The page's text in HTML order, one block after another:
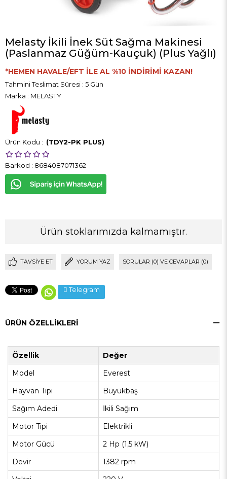
Melasty İkili İnek Süt Sağma Makinesi
(Paslanmaz Güğüm-Kauçuk) (Plus Yağlı)
*HEMEN HAVALE/EFT İLE AL %10 İNDİRİMİ KAZAN!
Tahmini Teslimat Süresi : 5 Gün
Marka : MELASTY
(TDY2-PK PLUS)
Barkod : 8684087071362
Ürün stoklarımızda kalmamıştır.
TAVSIYE ET YORUM YAZ SORULAR (0) VE CEVAPLAR (0)
Telegram
ÜRÜN ÖZELLIKLERI
Özellik
Değer
Model
Everest
Hayvan Tipi
Büyükbaş
Sağım Adedi
İkili Sağım
Motor Tipi
Elektrikli
Motor Gücü
2 Hp (1,5 kW)
Devir
1382 rpm